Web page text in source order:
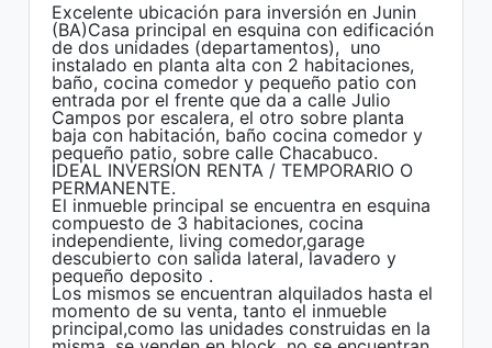
Excelente ubicación para inversión en Junin
(BA)Casa principal en esquina con edificación
de dos unidades (departamentos), uno
instalado en planta alta con 2 habitaciones,
baño, cocina comedor y pequeño patio con
entrada por el frente que da a calle Julio
Campos por escalera, el otro sobre planta
baja con habitación, baño cocina comedor y
pequeño patio, sobre calle Chacabuco.
IDEAL INVERSION RENTA / TEMPORARIO O
PERMANENTE.
El inmueble principal se encuentra en esquina
compuesto de 3 habitaciones, cocina
independiente, living comedor,garage
descubierto con salida lateral, lavadero y
pequeño deposito .
Los mismos se encuentran alquilados hasta el
momento de su venta, tanto el inmueble
principal,como las unidades construidas en la